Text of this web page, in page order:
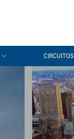
CIRCUITOS